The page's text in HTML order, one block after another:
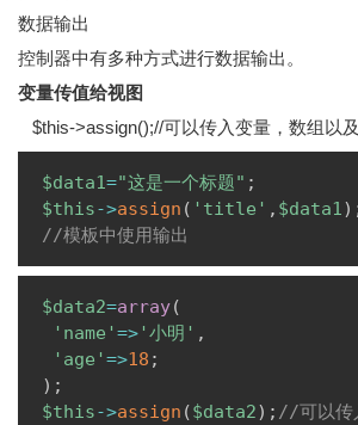
数据输出
控制器中有多种方式进行数据输出。
变量传值给视图
$this->assign();//可以传入变量，数组以
$data1="这是一个标题" ;
$this->assign ( 'title' , $data1)
//模板中使用输出
$data2=array(
'name' => '小明' ,
'age' =>18 ;
) ;
$this->assign ($data2) ; //可以传